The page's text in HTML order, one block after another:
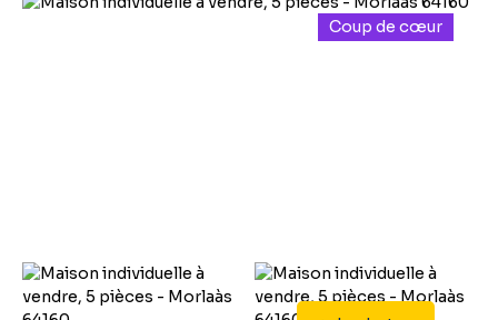
Coup de cœur